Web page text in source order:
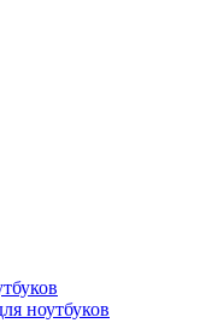
ноутбуков